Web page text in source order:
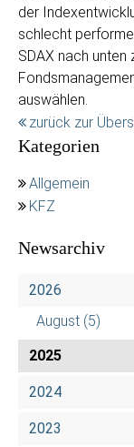
der
schlecht
SDAX nach
auswählen.
zurück zur
Kategorien
Allgemein
KFZ
Newsarchiv
2026
August (5)
2025
2024
2023